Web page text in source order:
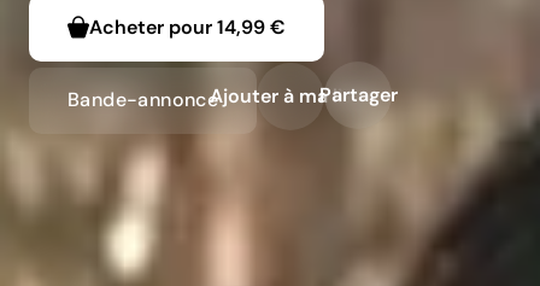
Acheter pour14,99 €
Bande-annonceAjouter à ma liste
Partager